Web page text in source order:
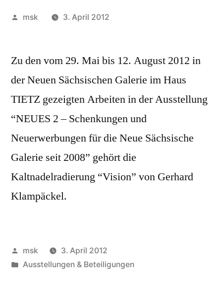
Veröffentlicht
msk 3. April 2012
Zu den vom 29. Mai bis 12. August 2012 in
der Neuen Sächsischen Galerie im Haus
TIETZ gezeigten Arbeiten in der Ausstellung
“NEUES 2 – Schenkungen und
Neuerwerbungen für die Neue Sächsische
Galerie seit 2008” gehört die
Kaltnadelradierung “Vision” von Gerhard
Klampäckel.
Veröffentlicht
von
msk
3. April 2012
Veröffentlicht
Ausstellungen & Beteiligungen